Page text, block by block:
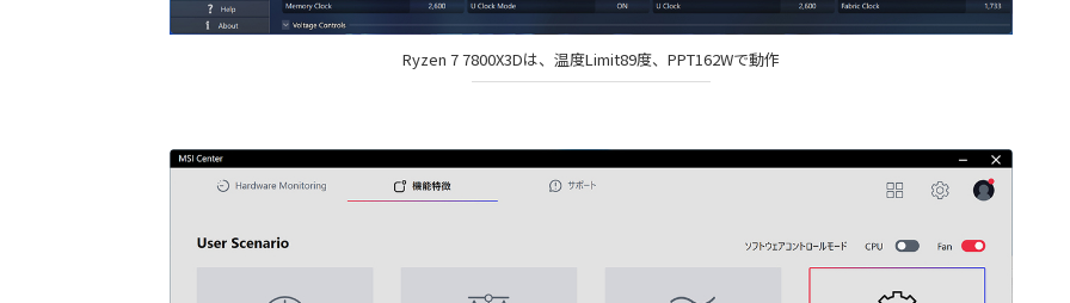
Ryzen 7 7800X3Dは、温度Limit89度、PPT162Wで動作